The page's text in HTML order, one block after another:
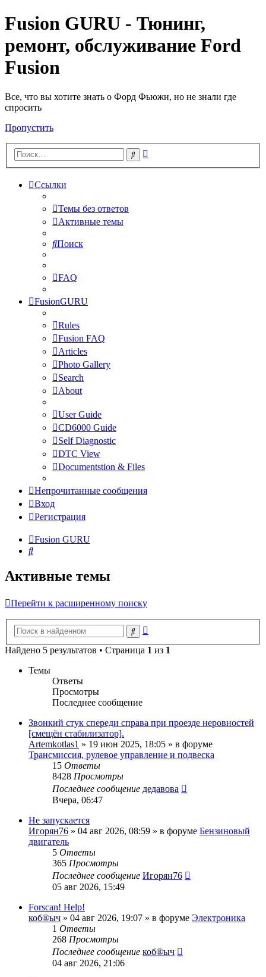
Fusion GURU - Тюнинг,
ремонт, обслуживание Ford
Fusion
Все, что вы хотите знать о Форд Фьюжн, но не знали где
спросить
Пропустить
Поиск
Ссылки
Темы без ответов
Активные темы
Поиск
FAQ
FusionGURU
Rules
Fusion FAQ
Articles
Photo Gallery
Search
About
User Guide
CD6000 Guide
Self Diagnostic
DTC View
Documentstion & Files
Непрочитанные сообщения
Вход
Регистрация
Fusion GURU
Поиск
Активные темы
Перейти к расширенному поиску
Поиск
Найдено 5 результатов • Страница 1 из 1
Темы
Ответы
Просмотры
Последнее сообщение
Звонкий стук спереди справа при проезде неровностей
[смещён стабилизатор].
Artemkotlas1 » 19 июн 2025, 18:05 » в форуме
Трансмиссия, рулевое управление и подвеска
15 Ответы
8428 Просмотры
Последнее сообщение дедавова
Вчера, 06:47
Не запускается
Игорян76 » 04 авг 2026, 08:59 » в форуме Бензиновый
двигатель
5 Ответы
365 Просмотры
Последнее сообщение Игорян76
05 авг 2026, 15:49
Forscan! Help!
коб®ыч » 04 авг 2026, 19:07 » в форуме Электроника
1 Ответы
268 Просмотры
Последнее сообщение коб®ыч
04 авг 2026, 21:06